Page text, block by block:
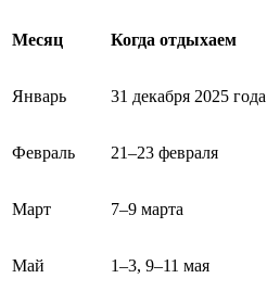
Месяц Когда отдыхаем
Январь 31 декабря 2025
Февраль 21–23 февраля
Март 7–9 марта
Май 1–3, 9–11 мая